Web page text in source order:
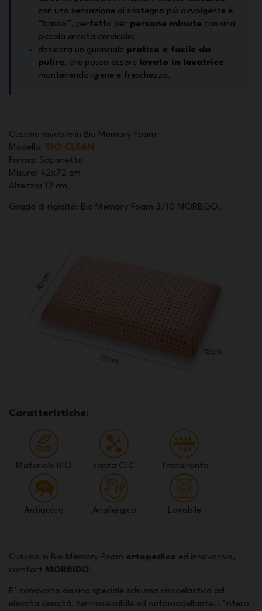
con una sensazione di sostegno più avvolgente e
“basso”, perfetto per persone minute con una
piccola arcata cervicale;
desidera un guanciale pratico e facile da
pulire, che possa essere lavato in lavatrice
mantenendo igiene e freschezza.
Cuscino lavabile in Bio Memory Foam
Modello: BIO CLEAN
Forma: Saponetta
Misura: 42x72 cm
Altezza: 12 cm
Grado di rigidità: Bio Memory Foam 3/10 MORBIDO.
Caratteristiche:
Materiale BIO senza CFC Traspirante
Antiacaro Anallergico Lavabile
Cuscino in Bio Memory Foam ortopedico ed innovativo,
comfort MORBIDO.
E’ composto da una speciale schiuma viscoelastica ad
elevata densità, termosensibile ed automodellante. L’intero